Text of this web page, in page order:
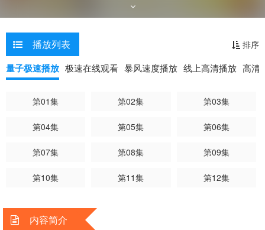
牛死前命令最强的式神龙妖青岚（寄居于律的父亲体内）终生保护律，
祖父死后律才逐渐发现许多祖父生前与妖魔之间的秘密。
播放列表 排序
量子极速播放 极速在线观看 暴风速度播放 线上高清播放 高清
第01集 第02集 第03集
第04集 第05集 第06集
第07集 第08集 第09集
第10集 第11集 第12集
内容简介